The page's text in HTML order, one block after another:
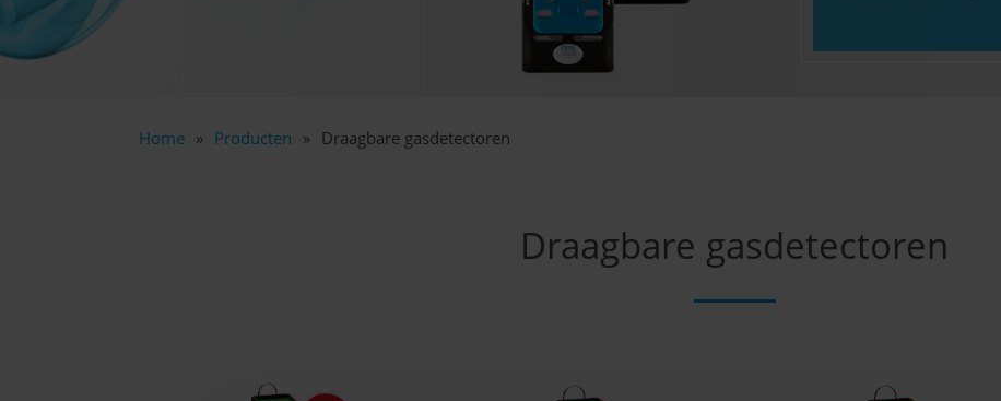
Home Producten Draagbare gasdetectoren
Draagbare gasdetectoren